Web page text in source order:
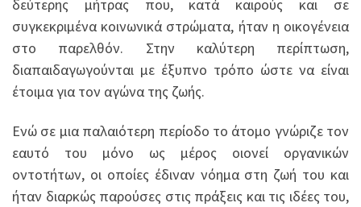
δεύτερης μήτρας που, κατά καιρούς και σε
συγκεκριμένα κοινωνικά στρώματα, ήταν η οικογένεια
στο παρελθόν. Στην καλύτερη περίπτωση,
διαπαιδαγωγούνται με έξυπνο τρόπο ώστε να είναι
έτοιμα για τον αγώνα της ζωής.
Ενώ σε μια παλαιότερη περίοδο το άτομο γνώριζε τον
εαυτό του μόνο ως μέρος οιονεί οργανικών
οντοτήτων, οι οποίες έδιναν νόημα στη ζωή του και
ήταν διαρκώς παρoύσες στις πράξεις και τις ιδέες του,